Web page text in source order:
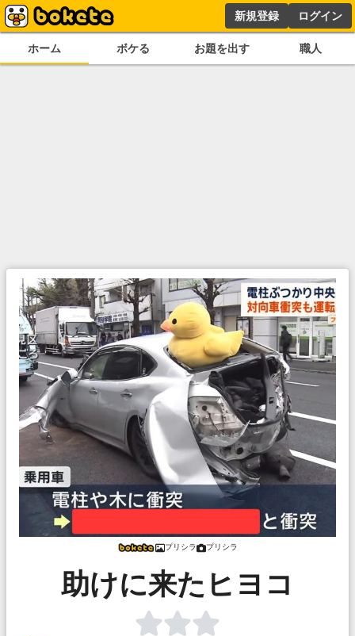
新規登録 ログイン
ホーム ボケる お題を出す 職人
プリシラ プリシラ
助けに来たヒヨコ